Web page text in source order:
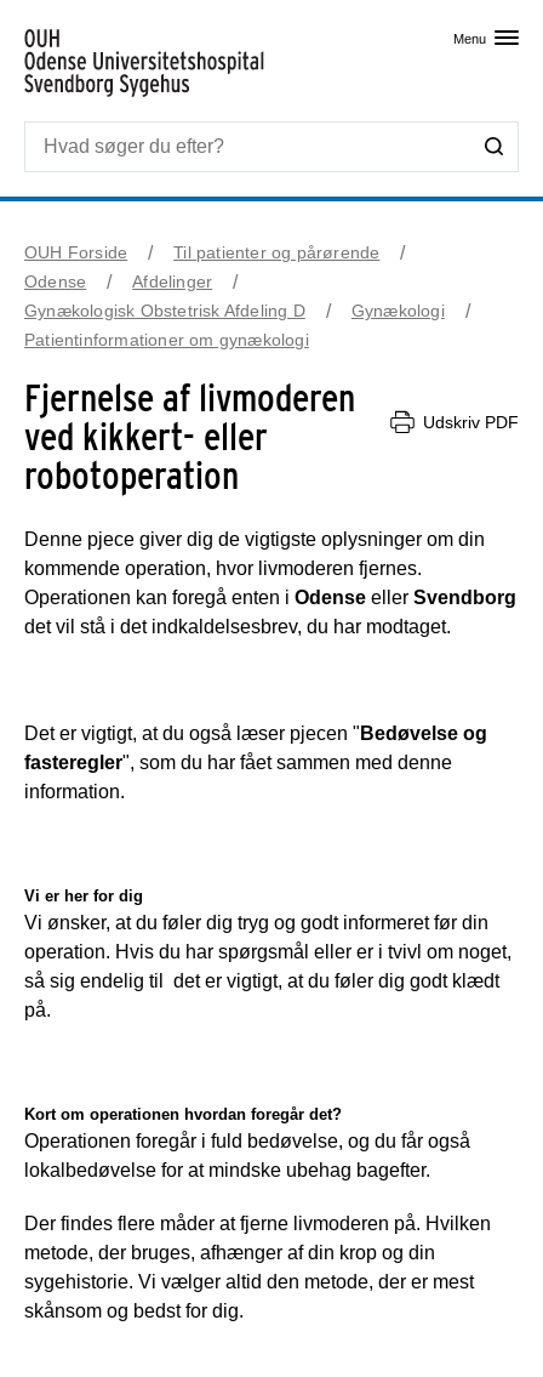
Menu
OUH Forside
Til patienter og pårørende
Odense
Afdelinger
Gynækologisk Obstetrisk Afdeling D
Gynækologi
Patientinformationer om gynækologi
Fjernelse af livmoderen
ved kikkert- eller
robotoperation
Udskriv PDF
Denne pjece giver dig de vigtigste oplysninger om din
kommende operation, hvor livmoderen fjernes.
Operationen kan foregå enten i Odense eller Svendborg
det vil stå i det indkaldelsesbrev, du har modtaget.
Det er vigtigt, at du også læser pjecen " Bedøvelse og
fasteregler", som du har fået sammen med denne
information.
Vi er her for dig
Vi ønsker, at du føler dig tryg og godt informeret før din
operation. Hvis du har spørgsmål eller er i tvivl om noget,
så sig endelig til  det er vigtigt, at du føler dig godt klædt
på.
Kort om operationen hvordan foregår det?
Operationen foregår i fuld bedøvelse, og du får også
lokalbedøvelse for at mindske ubehag bagefter.
Der findes flere måder at fjerne livmoderen på. Hvilken
metode, der bruges, afhænger af din krop og din
sygehistorie. Vi vælger altid den metode, der er mest
skånsom og bedst for dig.